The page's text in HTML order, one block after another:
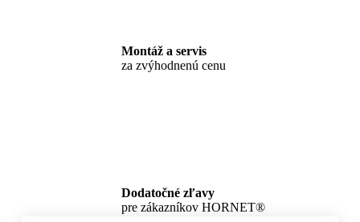
Montáž a servis
za zvýhodnenú cenu
Dodatočné zľavy
pre zákazníkov HORNET®